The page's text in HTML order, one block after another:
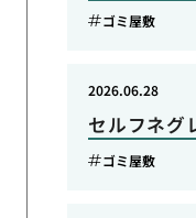
ゴミ屋敷
セルフネグ
2026.06.28
ゴミ屋敷